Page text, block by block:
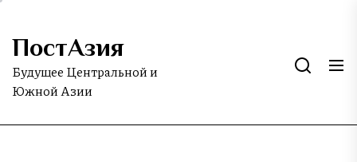
Skip
the
content
ПостАзия
Будущее Центральной и
Южной Азии